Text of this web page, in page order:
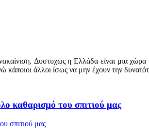
Δυστυχώς η Ελλάδα είναι μια
κάποιοι άλλοι ίσως να μην έχουν την
καθαρισμό του σπιτιού μας